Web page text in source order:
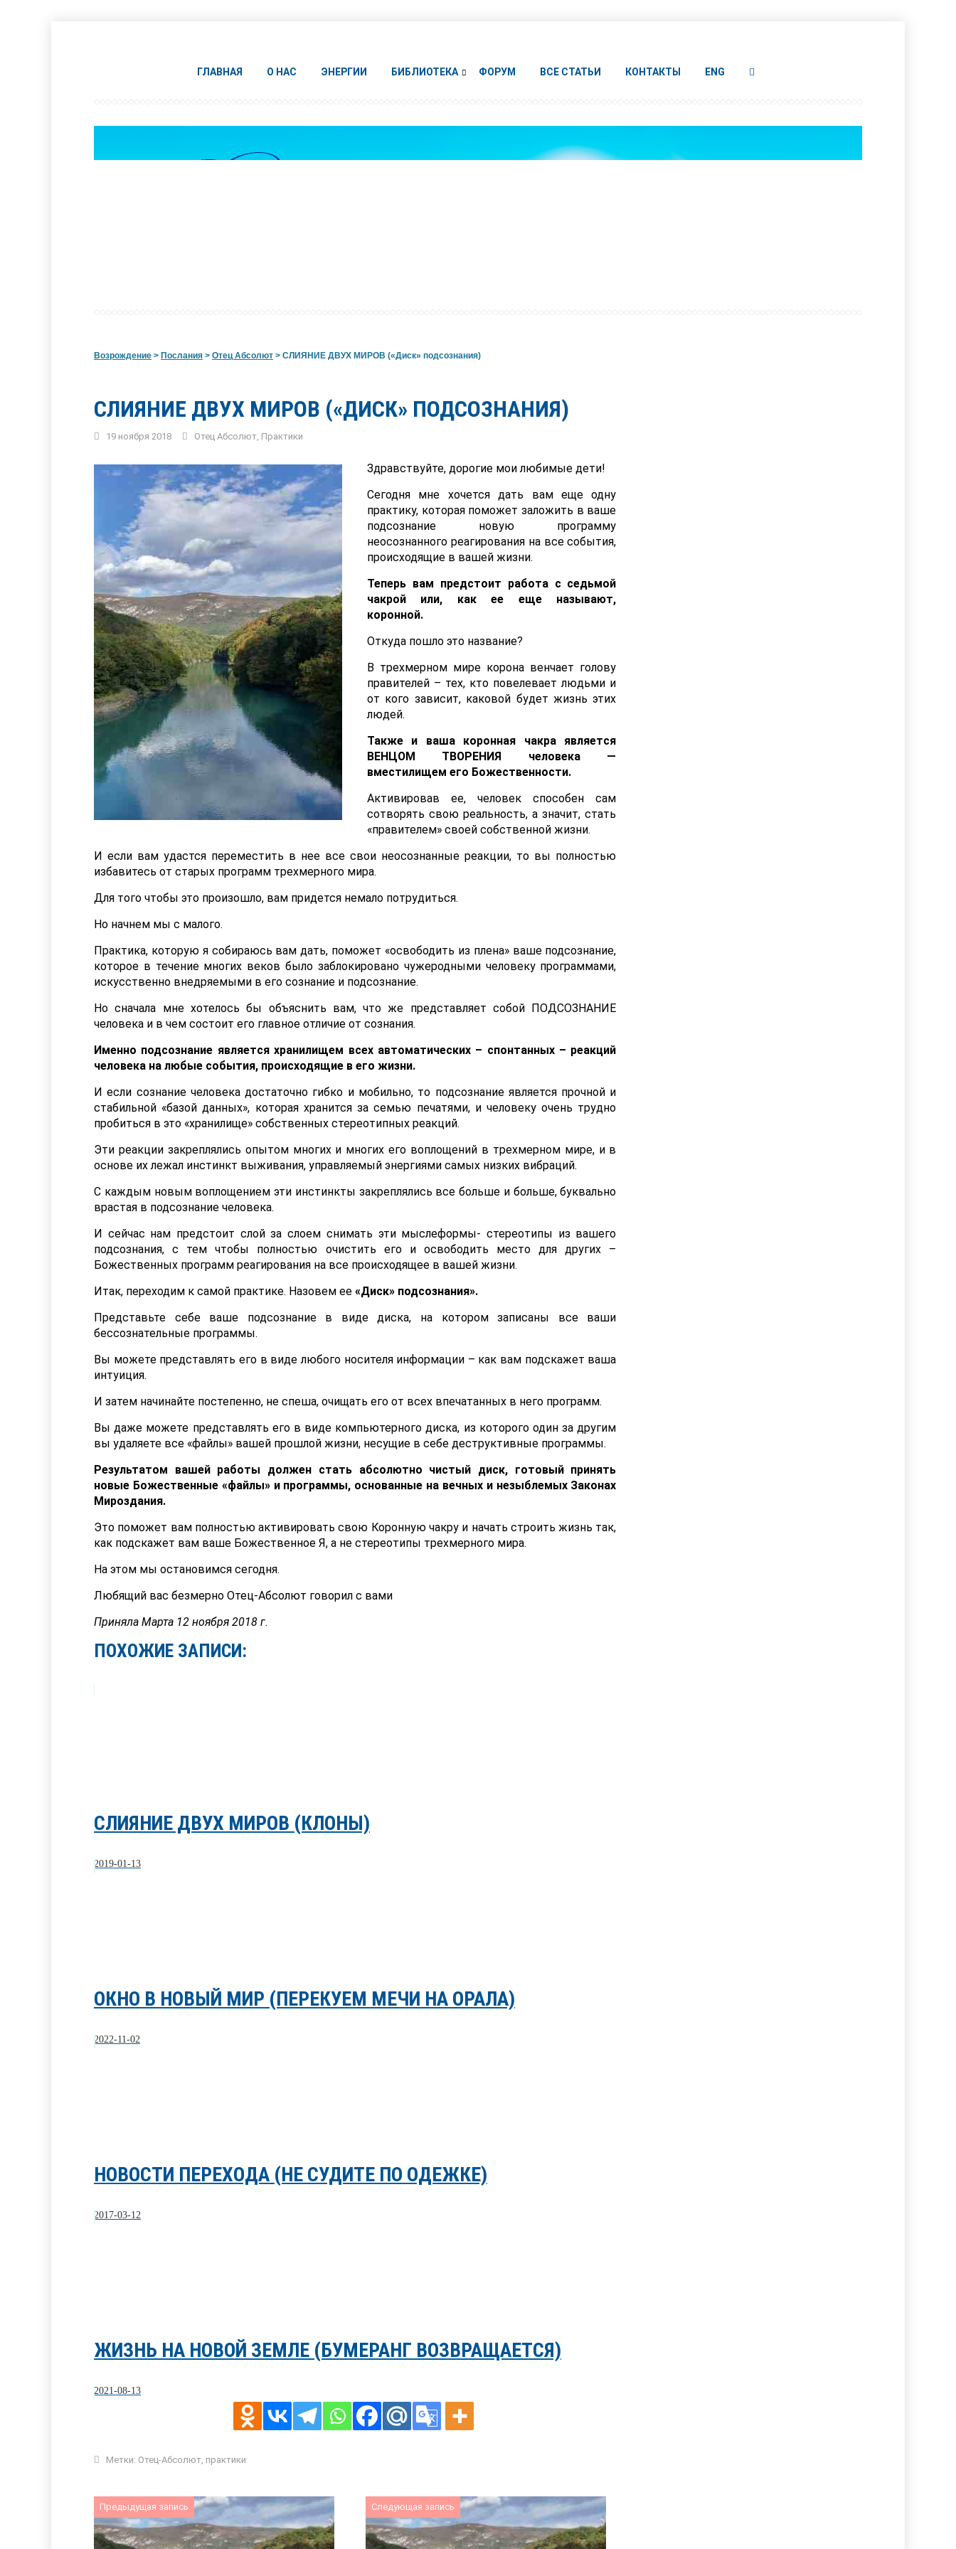
ГЛАВНАЯ О НАС ЭНЕРГИИ БИБЛИОТЕКА ФОРУМ ВСЕ СТАТЬИ КОНТАКТЫ ENG
Возрождение > Послания > Отец Абсолют > СЛИЯНИЕ ДВУХ МИРОВ («Диск» подсознания)
СЛИЯНИЕ ДВУХ МИРОВ («ДИСК» ПОДСОЗНАНИЯ)
19 ноября 2018 Отец Абсолют, Практики
Здравствуйте, дорогие мои любимые дети!
Сегодня мне хочется дать вам еще одну
практику, которая поможет заложить в ваше
подсознание новую программу
неосознанного реагирования на все события,
происходящие в вашей жизни.
Теперь вам предстоит работа с седьмой
чакрой или, как ее еще называют,
коронной.
Откуда пошло это название?
В трехмерном мире корона венчает голову
правителей – тех, кто повелевает людьми и
от кого зависит, каковой будет жизнь этих
людей.
Также и ваша коронная чакра является
ВЕНЦОМ ТВОРЕНИЯ человека —
вместилищем его Божественности.
Активировав ее, человек способен сам
сотворять свою реальность, а значит, стать
«правителем» своей собственной жизни.
И если вам удастся переместить в нее все свои неосознанные реакции, то вы полностью
избавитесь от старых программ трехмерного мира.
Для того чтобы это произошло, вам придется немало потрудиться.
Но начнем мы с малого.
Практика, которую я собираюсь вам дать, поможет «освободить из плена» ваше подсознание,
которое в течение многих веков было заблокировано чужеродными человеку программами,
искусственно внедряемыми в его сознание и подсознание.
Но сначала мне хотелось бы объяснить вам, что же представляет собой ПОДСОЗНАНИЕ
человека и в чем состоит его главное отличие от сознания.
Именно подсознание является хранилищем всех автоматических – спонтанных – реакций
человека на любые события, происходящие в его жизни.
И если сознание человека достаточно гибко и мобильно, то подсознание является прочной и
стабильной «базой данных», которая хранится за семью печатями, и человеку очень трудно
пробиться в это «хранилище» собственных стереотипных реакций.
Эти реакции закреплялись опытом многих и многих его воплощений в трехмерном мире, и в
основе их лежал инстинкт выживания, управляемый энергиями самых низких вибраций.
С каждым новым воплощением эти инстинкты закреплялись все больше и больше, буквально
врастая в подсознание человека.
И сейчас нам предстоит слой за слоем снимать эти мыслеформы- стереотипы из вашего
подсознания, с тем чтобы полностью очистить его и освободить место для других –
Божественных программ реагирования на все происходящее в вашей жизни.
Итак, переходим к самой практике. Назовем ее «Диск» подсознания».
Представьте себе ваше подсознание в виде диска, на котором записаны все ваши
бессознательные программы.
Вы можете представлять его в виде любого носителя информации – как вам подскажет ваша
интуиция.
И затем начинайте постепенно, не спеша, очищать его от всех впечатанных в него программ.
Вы даже можете представлять его в виде компьютерного диска, из которого один за другим
вы удаляете все «файлы» вашей прошлой жизни, несущие в себе деструктивные программы.
Результатом вашей работы должен стать абсолютно чистый диск, готовый принять
новые Божественные «файлы» и программы, основанные на вечных и незыблемых Законах
Мироздания.
Это поможет вам полностью активировать свою Коронную чакру и начать строить жизнь так,
как подскажет вам ваше Божественное Я, а не стереотипы трехмерного мира.
На этом мы остановимся сегодня.
Любящий вас безмерно Отец-Абсолют говорил с вами
Приняла Марта 12 ноября 2018 г.
ПОХОЖИЕ ЗАПИСИ:
СЛИЯНИЕ ДВУХ МИРОВ (КЛОНЫ)
2019-01-13
ОКНО В НОВЫЙ МИР (ПЕРЕКУЕМ МЕЧИ НА ОРАЛА)
2022-11-02
НОВОСТИ ПЕРЕХОДА (НЕ СУДИТЕ ПО ОДЕЖКЕ)
2017-03-12
ЖИЗНЬ НА НОВОЙ ЗЕМЛЕ (БУМЕРАНГ ВОЗВРАЩАЕТСЯ)
2021-08-13
Метки: Отец-Абсолют, практики
Предыдущая запись Следующая запись